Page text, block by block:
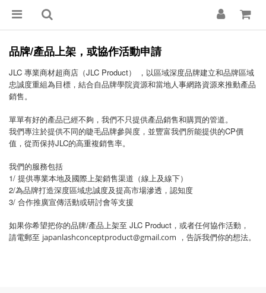
品牌/產品上架，或協作活動申請
JLC 專業商材超商店（JLC Product） ，以區域深度品牌建立和品牌區域
忠誠度重組為目標，結合自品牌學院資源和當地人事網路資源來推動產品
銷售。
單單有好的產品已經不夠，我們不只提供產品銷售和購買的管道。
我們專注於提供不同的睫毛品牌參與度，並豐富我們所能提供的CP價
值，從而保持JLC的高重複銷售率。
我們的服務包括
1/ 提供專業本地及國際上架銷售渠道（線上及線下）
2/為品牌打造深度區域忠誠度及提高市場滲透，認知度
3/ 合作推廣宣傳活動或研討會等支援
如果你希望把你的品牌/產品上架至 JLC Product ，或者任何協作活動，
請電郵至 japanlashconceptproduct@gmail.com ，告訴我們你的想法。